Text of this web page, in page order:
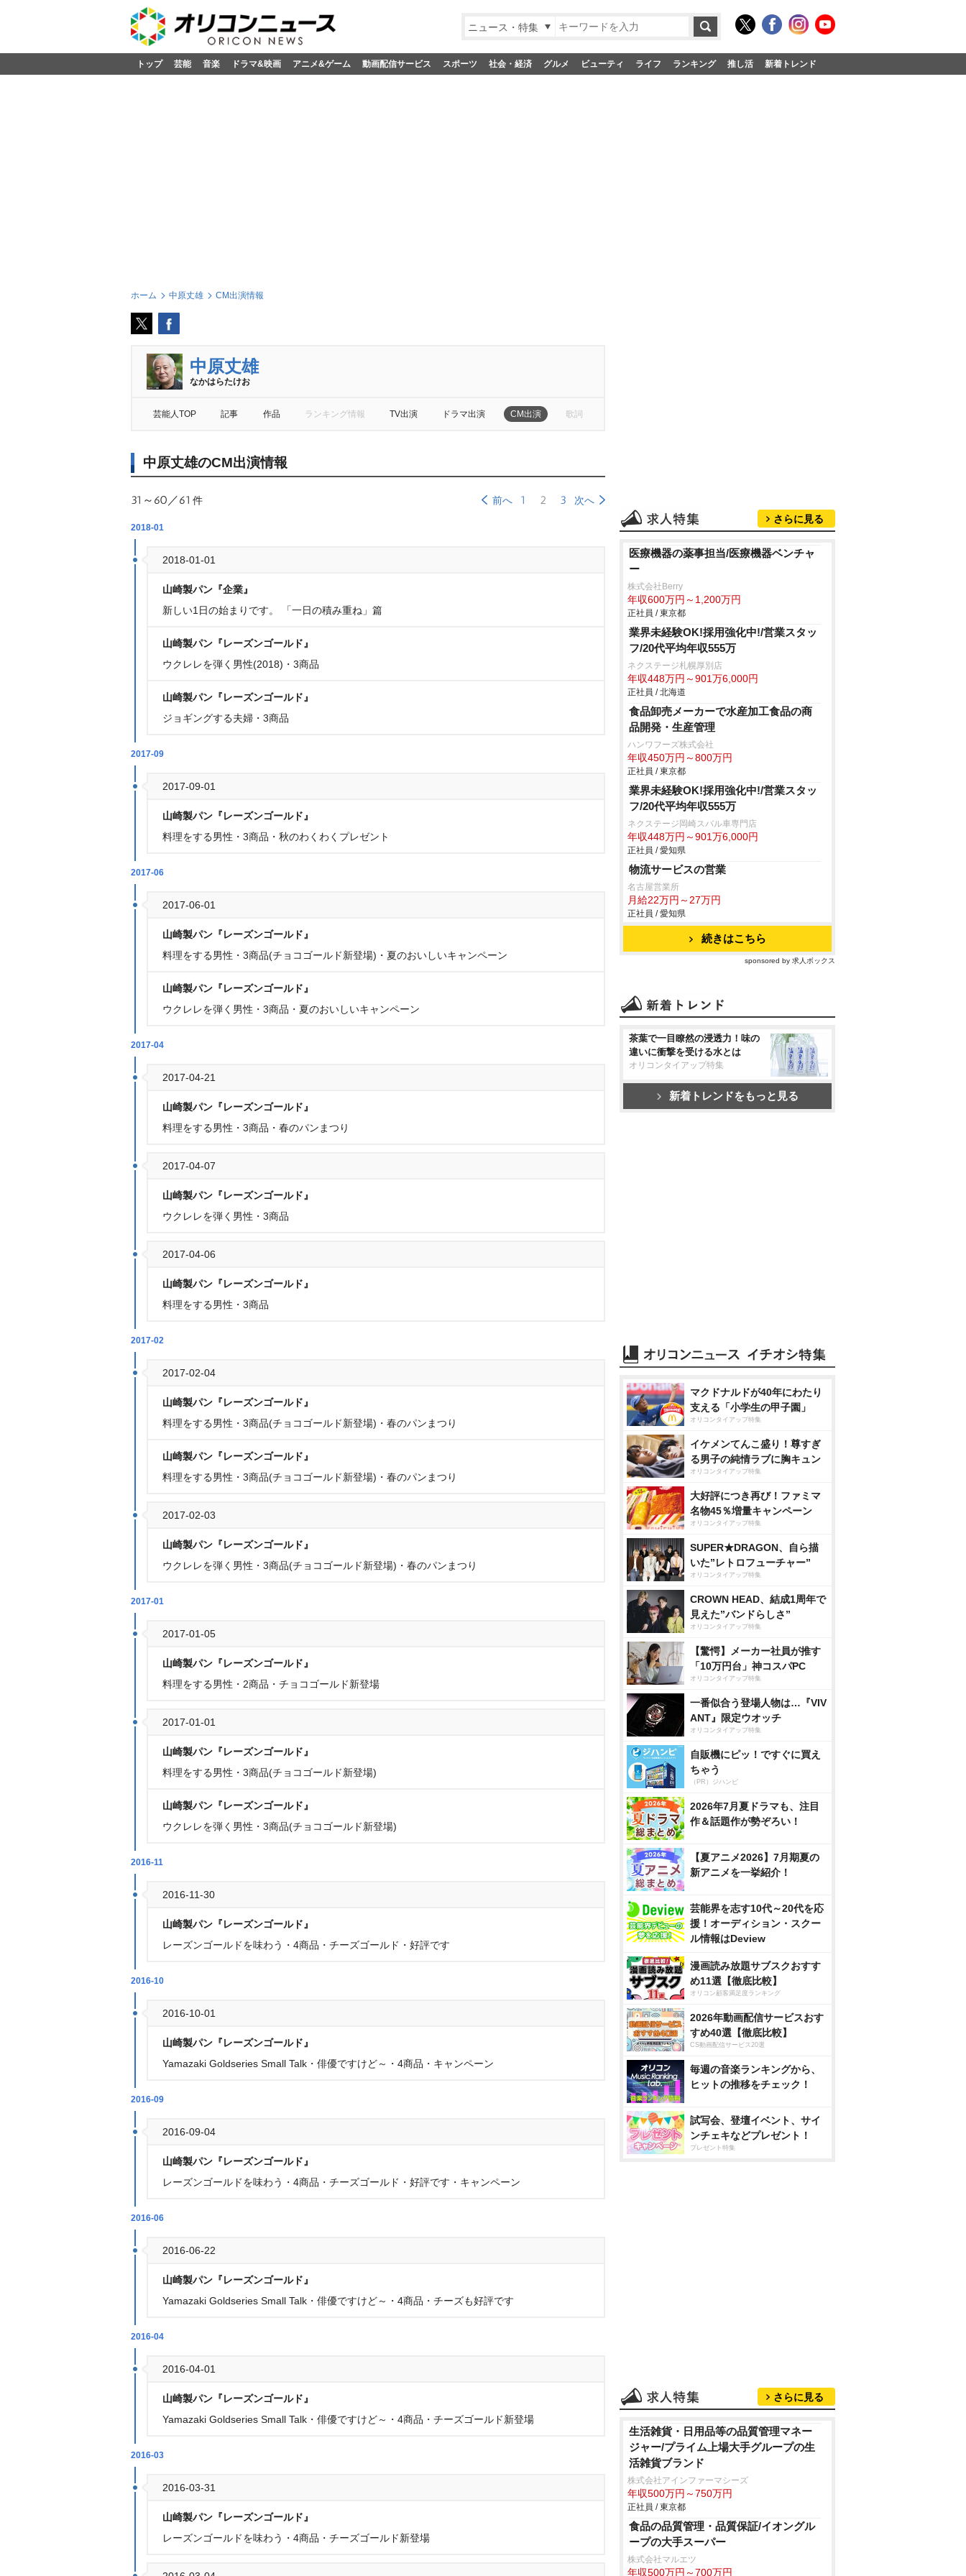
ニュース・特集
トップ 芸能 音楽 ドラマ&映画 アニメ&ゲーム 動画配信サービス スポーツ 社会・経済 グルメ ビューティ ライフ ランキング 推し活 新着トレンド
ホーム 中原丈雄 CM出演情報
中原丈雄
なかはらたけお
芸能人TOP 記事 作品 ランキング情報 TV出演 ドラマ出演 CM出演 歌詞
中原丈雄のCM出演情報
31～60／61 件 前へ 1 2 3 次へ
2018-01
2018-01-01
山崎製パン『企業』
新しい1日の始まりです。 「一日の積み重ね」篇
山崎製パン『レーズンゴールド』
ウクレレを弾く男性(2018)・3商品
山崎製パン『レーズンゴールド』
ジョギングする夫婦・3商品
2017-09
2017-09-01
山崎製パン『レーズンゴールド』
料理をする男性・3商品・秋のわくわくプレゼント
2017-06
2017-06-01
山崎製パン『レーズンゴールド』
料理をする男性・3商品(チョコゴールド新登場)・夏のおいしいキャンペーン
山崎製パン『レーズンゴールド』
ウクレレを弾く男性・3商品・夏のおいしいキャンペーン
2017-04
2017-04-21
山崎製パン『レーズンゴールド』
料理をする男性・3商品・春のパンまつり
2017-04-07
山崎製パン『レーズンゴールド』
ウクレレを弾く男性・3商品
2017-04-06
山崎製パン『レーズンゴールド』
料理をする男性・3商品
2017-02
2017-02-04
山崎製パン『レーズンゴールド』
料理をする男性・3商品(チョコゴールド新登場)・春のパンまつり
山崎製パン『レーズンゴールド』
料理をする男性・3商品(チョコゴールド新登場)・春のパンまつり
2017-02-03
山崎製パン『レーズンゴールド』
ウクレレを弾く男性・3商品(チョコゴールド新登場)・春のパンまつり
2017-01
2017-01-05
山崎製パン『レーズンゴールド』
料理をする男性・2商品・チョコゴールド新登場
2017-01-01
山崎製パン『レーズンゴールド』
料理をする男性・3商品(チョコゴールド新登場)
山崎製パン『レーズンゴールド』
ウクレレを弾く男性・3商品(チョコゴールド新登場)
2016-11
2016-11-30
山崎製パン『レーズンゴールド』
レーズンゴールドを味わう・4商品・チーズゴールド・好評です
2016-10
2016-10-01
山崎製パン『レーズンゴールド』
Yamazaki Goldseries Small Talk・俳優ですけど～・4商品・キャンペーン
2016-09
2016-09-04
山崎製パン『レーズンゴールド』
レーズンゴールドを味わう・4商品・チーズゴールド・好評です・キャンペーン
2016-06
2016-06-22
山崎製パン『レーズンゴールド』
Yamazaki Goldseries Small Talk・俳優ですけど～・4商品・チーズも好評です
2016-04
2016-04-01
山崎製パン『レーズンゴールド』
Yamazaki Goldseries Small Talk・俳優ですけど～・4商品・チーズゴールド新登場
2016-03
2016-03-31
山崎製パン『レーズンゴールド』
レーズンゴールドを味わう・4商品・チーズゴールド新登場
さらに見る
医療機器の薬事担当/医療機器ベンチャ
ー
株式会社Berry
年収600万円～1,200万円
正社員 / 東京都
業界未経験OK!採用強化中!/営業スタッ
フ/20代平均年収555万
ネクステージ札幌厚別店
年収448万円～901万6,000円
正社員 / 北海道
食品卸売メーカーで水産加工食品の商
品開発・生産管理
ハンワフーズ株式会社
年収450万円～800万円
正社員 / 東京都
業界未経験OK!採用強化中!/営業スタッ
フ/20代平均年収555万
ネクステージ岡崎スバル車専門店
年収448万円～901万6,000円
正社員 / 愛知県
物流サービスの営業
名古屋営業所
月給22万円～27万円
正社員 / 愛知県
続きはこちら
sponsored by 求人ボックス
茶葉で一目瞭然の浸透力！味の
違いに衝撃を受ける水とは
オリコンタイアップ特集
新着トレンドをもっと見る
マクドナルドが40年にわたり
支える「小学生の甲子園」
オリコンタイアップ特集
イケメンてんこ盛り！尊すぎ
る男子の純情ラブに胸キュン
オリコンタイアップ特集
大好評につき再び！ファミマ
名物45％増量キャンペーン
オリコンタイアップ特集
SUPER★DRAGON、自ら描
いた”レトロフューチャー”
オリコンタイアップ特集
CROWN HEAD、結成1周年で
見えた”バンドらしさ”
オリコンタイアップ特集
【驚愕】メーカー社員が推す
「10万円台」神コスパPC
オリコンタイアップ特集
一番似合う登場人物は…『VIV
ANT』限定ウオッチ
オリコンタイアップ特集
自販機にピッ！ですぐに買え
ちゃう
（PR）ジハンピ
2026年7月夏ドラマも、注目
作＆話題作が勢ぞろい！
【夏アニメ2026】7月期夏の
新アニメを一挙紹介！
芸能界を志す10代～20代を応
援！オーディション・スクー
ル情報はDeview
漫画読み放題サブスクおすす
め11選【徹底比較】
オリコン顧客満足度ランキング
2026年動画配信サービスおす
すめ40選【徹底比較】
CS動画配信サービス20選
毎週の音楽ランキングから、
ヒットの推移をチェック！
試写会、登壇イベント、サイ
ンチェキなどプレゼント！
プレゼント特集
さらに見る
生活雑貨・日用品等の品質管理マネー
ジャー/プライム上場大手グループの生
活雑貨ブランド
株式会社アインファーマシーズ
年収500万円～750万円
正社員 / 東京都
食品の品質管理・品質保証/イオングル
ープの大手スーパー
株式会社マルエツ
年収500万円～700万円